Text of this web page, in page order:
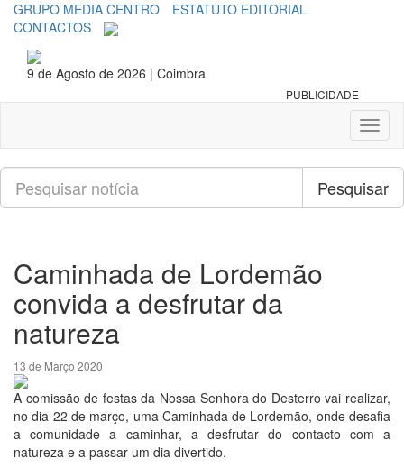
GRUPO MEDIA CENTRO
ESTATUTO EDITORIAL
CONTACTOS
9 de Agosto de 2026 | Coimbra
PUBLICIDADE
Pesquisar
Pesquisar
Caminhada de Lordemão
convida a desfrutar da
natureza
13 de Março 2020
A comissão de festas da Nossa Senhora do Desterro vai realizar,
no dia 22 de março, uma Caminhada de Lordemão, onde desafia
a comunidade a caminhar, a desfrutar do contacto com a
natureza e a passar um dia divertido.